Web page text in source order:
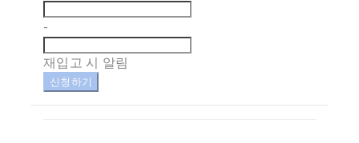
-
재입고 시 알림
신청하기